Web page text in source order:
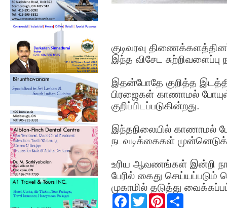
குடிவரவு
இந்த விசேட
இதன்போதே குறித்த
பிரஜைகள் காணாமல்
குறிப்பிடப்படுகின்றது.
இந்தநிலையில் காணாமல்
நடவடிக்கைகள்
உரிய ஆவணங்கள் இன்றி
பேரில் கைது செய்யப்படும்
முகாமில் தடுத்து
F
T
w
P